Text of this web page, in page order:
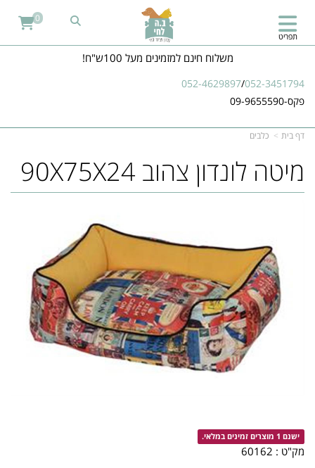
משלוח חינם למזמינים מעל 100ש"ח!
052-4629897/052-3451794
פקס-09-9655590
תפריט
0
דף בית כלבים
מיטה לונדון צהוב 90X75X24
ישנם 1 מוצרים זמינים במלאי.
מק"ט : 60162